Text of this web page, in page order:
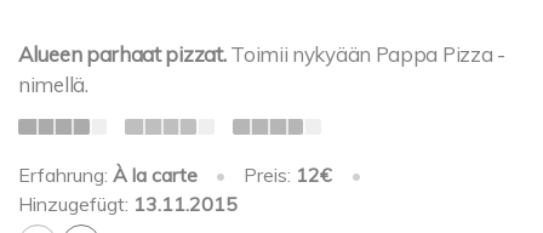
Alueen parhaat pizzat. Toimii nykyään Pappa Pizza -
nimellä.
Erfahrung: À la carte • Preis: 12€
•
Hinzugefügt: 13.11.2015